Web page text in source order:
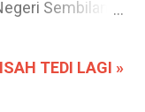
dan England.
Malaysia dan
Sembilan
TEDI LAGI »